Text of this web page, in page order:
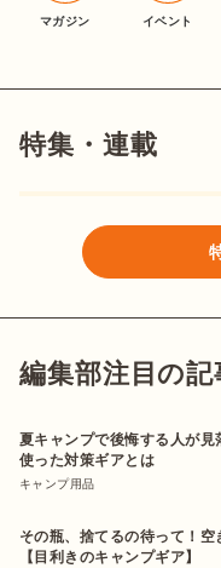
マガジン イベント
特集・連載
編集部注目の記
夏キャンプで後悔する人が
使った対策ギアとは
キャンプ用品
その瓶、捨てるの待って！
【目利きのキャンプギア】